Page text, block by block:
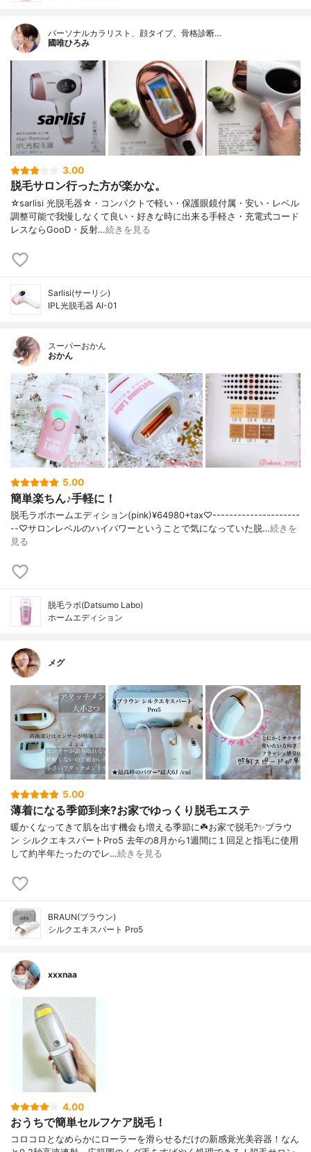
パーソナルカラリスト、顔タイプ、骨格診断…
國唯ひろみ
3.00
脱毛サロン行った方が楽かな。
☆sarlisi 光脱毛器☆・コンパクトで軽い・保護眼鏡付属・安い・レベル
調整可能で我慢しなくて良い・好きな時に出来る手軽さ・充電式コード
レスならGooD・反射…続きを見る
Sarlisi(サーリシ)
IPL光脱毛器 AI-01
スーパーおかん
おかん
5.00
簡単楽ちん♪手軽に！
脱毛ラボホームエディション(pink)¥64980+tax♡---------------------
--♡サロンレベルのハイパワーということで気になっていた脱…続きを
見る
脱毛ラボ(Datsumo Labo)
ホームエディション
メグ
5.00
薄着になる季節到来?お家でゆっくり脱毛エステ
暖かくなってきて肌を出す機会も増える季節に☘️お家で脱毛?✨ブラウ
ン シルクエキスパートPro5 去年の8月から1週間に１回足と指毛に使用
して約半年たったのでレ…続きを見る
BRAUN(ブラウン)
シルクエキスパート Pro5
xxxnaa
4.00
おうちで簡単セルフケア脱毛！
コロコロとなめらかにローラーを滑らせるだけの新感覚光美容器！なん